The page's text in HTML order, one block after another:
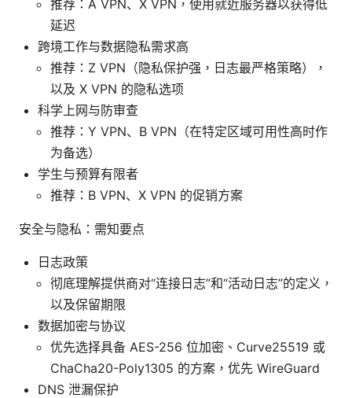
推荐：A VPN、X VPN，使用就近服务器以获得低
延迟
跨境工作与数据隐私需求高
推荐：Z VPN（隐私保护强，日志最严格策略），
以及 X VPN 的隐私选项
科学上网与防审查
推荐：Y VPN、B VPN（在特定区域可用性高时作
为备选）
学生与预算有限者
推荐：B VPN、X VPN 的促销方案
安全与隐私：需知要点
日志政策
彻底理解提供商对“连接日志”和“活动日志”的定义，
以及保留期限
数据加密与协议
优先选择具备 AES-256 位加密、Curve25519 或
ChaCha20-Poly1305 的方案，优先 WireGuard
DNS 泄漏保护